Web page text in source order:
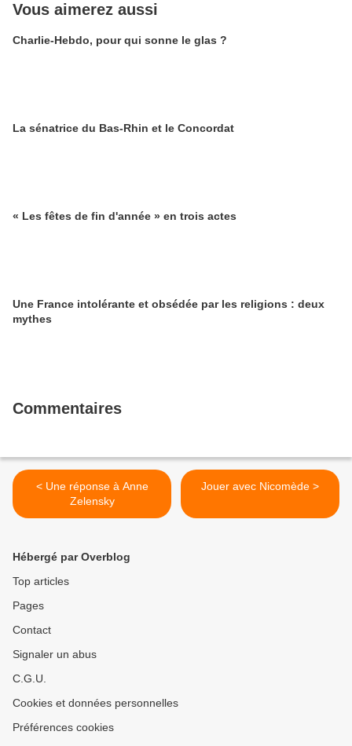
Vous aimerez aussi
Charlie-Hebdo, pour qui sonne le glas ?
La sénatrice du Bas-Rhin et le Concordat
« Les fêtes de fin d'année » en trois actes
Une France intolérante et obsédée par les religions : deux
mythes
Commentaires
< Une réponse à Anne
Zelensky
Jouer avec Nicomède >
Hébergé par Overblog
Top articles
Pages
Contact
Signaler un abus
C.G.U.
Cookies et données personnelles
Préférences cookies